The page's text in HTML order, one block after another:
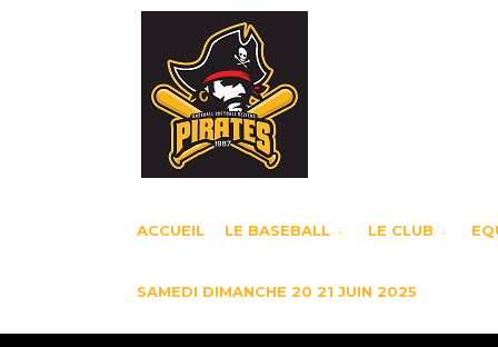
ACCUEIL LE BASEBALL LE CLUB
SAMEDI DIMANCHE 20 21 JUIN 2025